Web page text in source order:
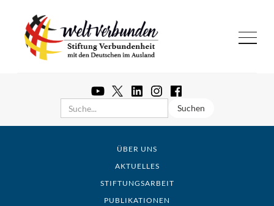
ÜBER UNS
AKTUELLES
STIFTUNGSARBEIT
PUBLIKATIONEN